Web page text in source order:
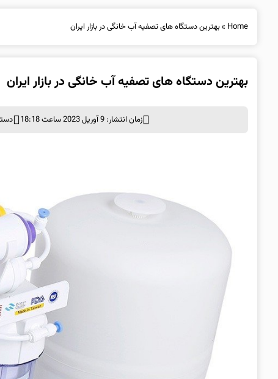
Home
»بهترین دستگاه های تصفیه آب خانگی در بازار ایران
بهترین دستگاه های تصفیه آب خانگی در بازار ایران
زمان انتشار: 9 آوریل 2023 ساعت 18:18